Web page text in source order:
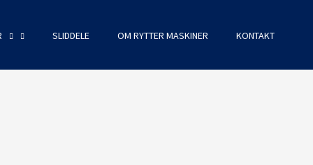
SLIDDELE OM RYTTER MASKINER KONTAKT